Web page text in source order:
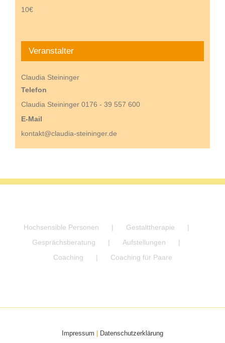
10€
Veranstalter
Claudia Steininger
Telefon
Claudia Steininger 0176 - 39 557 600
E-Mail
kontakt@claudia-steininger.de
Hochsensible Personen
Gestalttherapie
Gesprächsberatung
Aufstellungen
Coaching
Coaching für Paare
Impressum Datenschutzerklärung